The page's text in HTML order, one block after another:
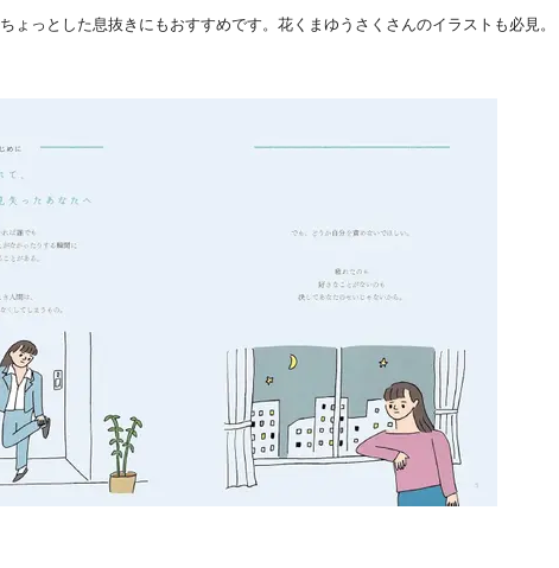
っとした息抜きにもおすすめです。花くまゆうさくさんのイラストも必見。